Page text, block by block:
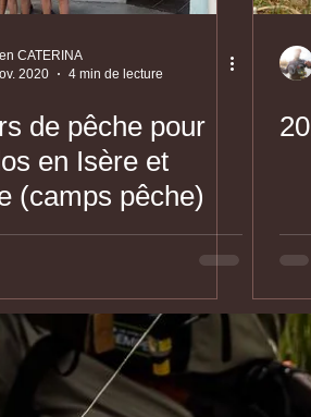
CATERINA
2020
4 min de lecture
de pêche pour
en Isère et
(camps pêche)